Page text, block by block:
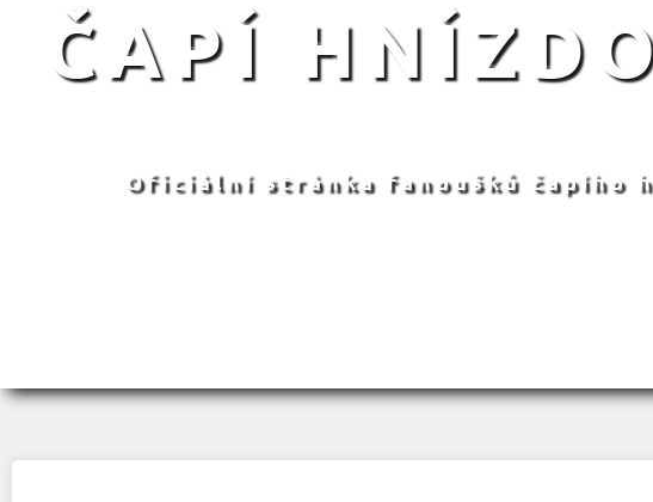
ČAPÍ
Oficiální stránka fanoušků čapího